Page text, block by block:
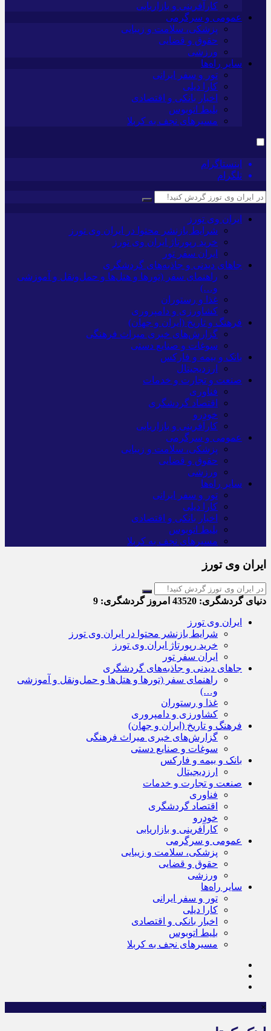
کارآفرینی و بازاریابی
عمومی و سرگرمی
پزشکی، سلامت و زیبایی
حقوق و قضایی
ورزشی
سایر راه‌ها
تور و سفر ایرانی
کارا دیلی
اخبار بانکی و اقتصادی
بلیط اتوبوس
مسیرهای نجف به کربلا
اینستاگرام
تلگرام
ایران وی تورز
شرایط بازنشر محتوا در ایران وی تورز
خرید رپورتاژ ایران وی تورز
ایران سفر تور
جاهای دیدنی و جاذبه‌های گردشگری
راهنمای سفر (تورها و هتل‌ها و حمل‌و‌نقل و آموزشی
و…)
غذا و رستوران
کشاورزی و دامپروری
فرهنگ و تاریخ (ایران و جهان)
گزارش‌های خبری میراث فرهنگی
سوغات و صنایع دستی
بانک و بیمه و فارکس
ارزدیجیتال
صنعت و تجارت و خدمات
فناوری
اقتصاد گردشگری
خودرو
کارآفرینی و بازاریابی
عمومی و سرگرمی
پزشکی، سلامت و زیبایی
حقوق و قضایی
ورزشی
سایر راه‌ها
تور و سفر ایرانی
کارا دیلی
اخبار بانکی و اقتصادی
بلیط اتوبوس
مسیرهای نجف به کربلا
ایران وی تورز
دنیای گردشگری: امروز گردشگری:
ایران وی تورز
شرایط بازنشر محتوا در ایران وی تورز
خرید رپورتاژ ایران وی تورز
ایران سفر تور
جاهای دیدنی و جاذبه‌های گردشگری
راهنمای سفر (تورها و هتل‌ها و حمل‌و‌نقل و آموزشی
و…)
غذا و رستوران
کشاورزی و دامپروری
فرهنگ و تاریخ (ایران و جهان)
گزارش‌های خبری میراث فرهنگی
سوغات و صنایع دستی
بانک و بیمه و فارکس
ارزدیجیتال
صنعت و تجارت و خدمات
فناوری
اقتصاد گردشگری
خودرو
کارآفرینی و بازاریابی
عمومی و سرگرمی
پزشکی، سلامت و زیبایی
حقوق و قضایی
ورزشی
سایر راه‌ها
تور و سفر ایرانی
کارا دیلی
اخبار بانکی و اقتصادی
بلیط اتوبوس
مسیرهای نجف به کربلا
×